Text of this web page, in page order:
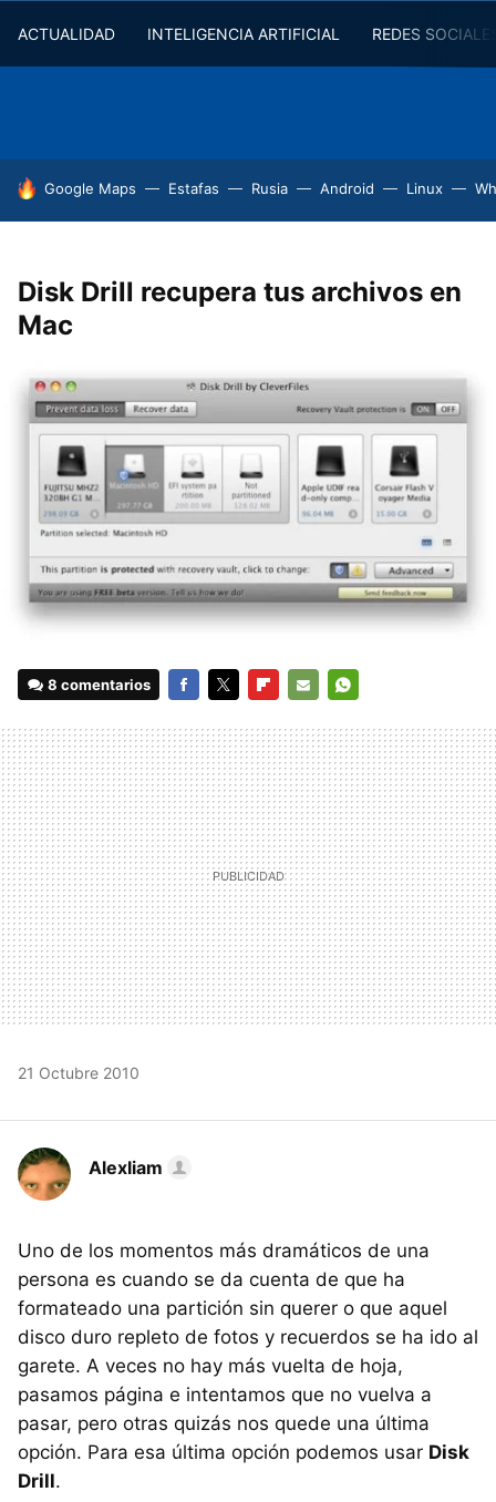
ACTUALIDAD INTELIGENCIA ARTIFICIAL REDES
HOY SE HABLA DE
Google Maps Estafas Rusia Android Linux
Disk Drill recupera tus archivos en
Mac
8 comentarios
MAIL
21 Octubre 2010
Alexliam
Uno de los momentos más dramáticos de una
persona es cuando se da cuenta de que ha
formateado una partición sin querer o que aquel
disco duro repleto de fotos y recuerdos se ha ido al
garete. A veces no hay más vuelta de hoja,
pasamos página e intentamos que no vuelva a
pasar, pero otras quizás nos quede una última
opción. Para esa última opción podemos usar Disk
Drill.